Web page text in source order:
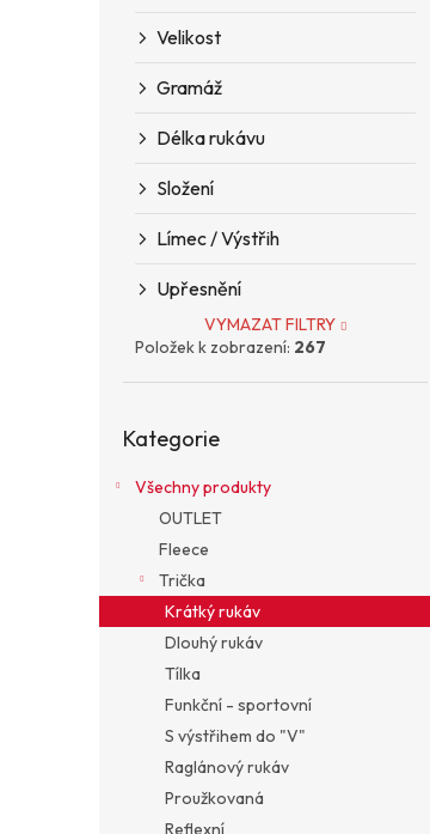
Velikost
Gramáž
Délka rukávu
Složení
Límec / Výstřih
Upřesnění
VYMAZAT FILTRY
Položek k zobrazení: 267
kategorie
Kategorie
Všechny produkty
OUTLET
Fleece
Trička
Krátký rukáv
Dlouhý rukáv
Tílka
Funkční - sportovní
S výstřihem do "V"
Raglánový rukáv
Proužkovaná
Reflexní